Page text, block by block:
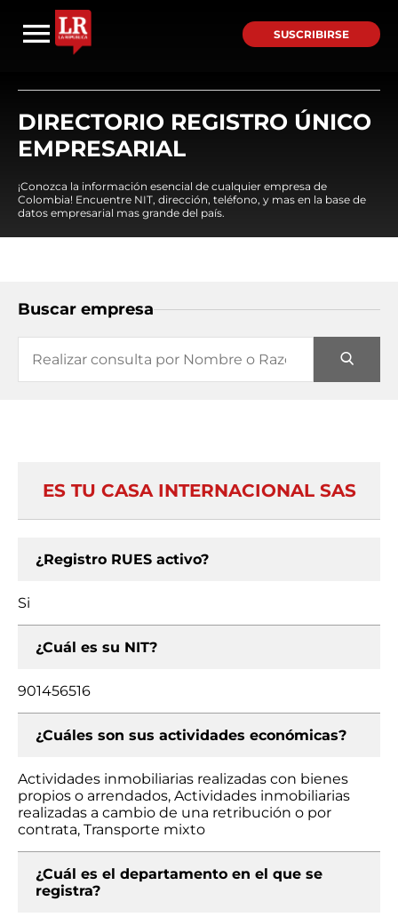
SUSCRIBIRSE
DIRECTORIO REGISTRO ÚNICO
EMPRESARIAL
¡Conozca la información esencial de cualquier empresa de
Colombia! Encuentre NIT, dirección, teléfono, y mas en la base de
datos empresarial mas grande del país.
Buscar empresa
ES TU CASA INTERNACIONAL SAS
¿Registro RUES activo?
Si
¿Cuál es su NIT?
901456516
¿Cuáles son sus actividades económicas?
Actividades inmobiliarias realizadas con bienes
propios o arrendados, Actividades inmobiliarias
realizadas a cambio de una retribución o por
contrata, Transporte mixto
¿Cuál es el departamento en el que se
registra?